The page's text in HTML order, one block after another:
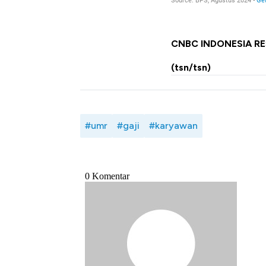
CNBC INDONESIA
(tsn/tsn)
#umr #gaji #karyawan